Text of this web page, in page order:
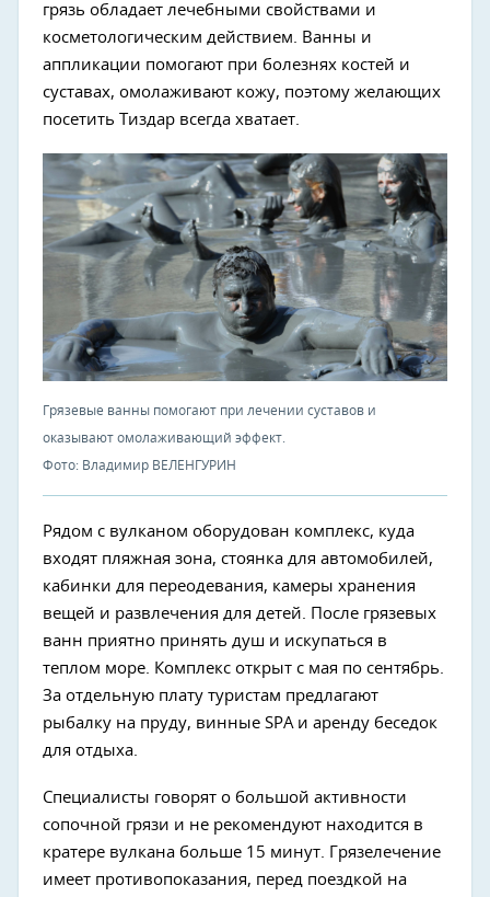
грязь обладает лечебными свойствами и
косметологическим действием. Ванны и
аппликации помогают при болезнях костей и
суставах, омолаживают кожу, поэтому желающих
посетить Тиздар всегда хватает.
Грязевые ванны помогают при лечении суставов и
оказывают омолаживающий эффект.
Фото: Владимир ВЕЛЕНГУРИН
Рядом с вулканом оборудован комплекс, куда
входят пляжная зона, стоянка для автомобилей,
кабинки для переодевания, камеры хранения
вещей и развлечения для детей. После грязевых
ванн приятно принять душ и искупаться в
теплом море. Комплекс открыт с мая по сентябрь.
За отдельную плату туристам предлагают
рыбалку на пруду, винные SPA и аренду беседок
для отдыха.
Специалисты говорят о большой активности
сопочной грязи и не рекомендуют находится в
кратере вулкана больше 15 минут. Грязелечение
имеет противопоказания, перед поездкой на